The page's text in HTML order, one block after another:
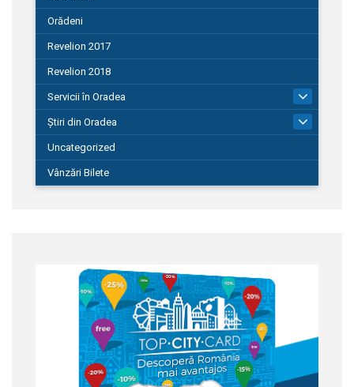
Orădeni
Revelion 2017
Revelion 2018
Servicii în Oradea
Știri din Oradea
Uncategorized
Vânzări Bilete